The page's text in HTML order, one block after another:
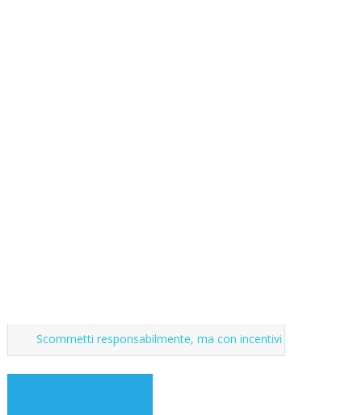
responsabilmente, ma con incentivi Market del